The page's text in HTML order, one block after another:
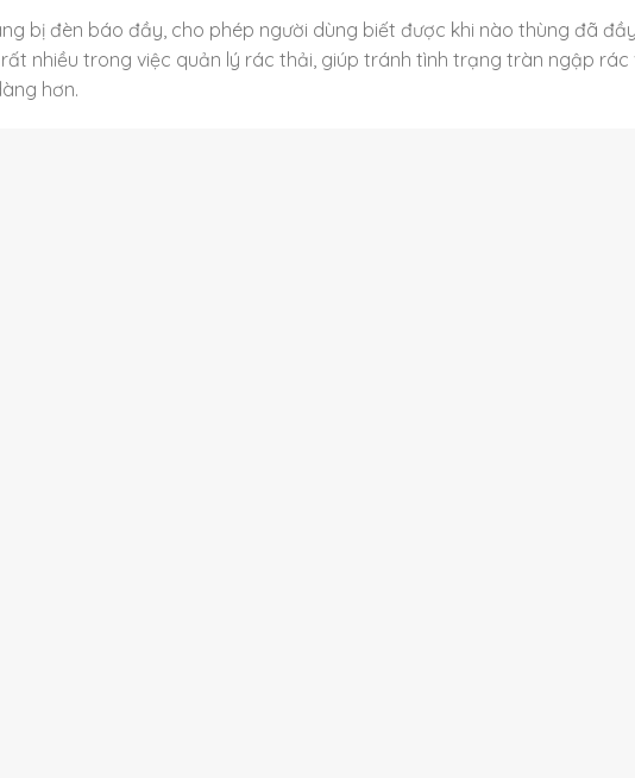
bị đèn báo đầy, cho phép người dùng biết được khi nào thùng đã
nhiều trong việc quản lý rác thải, giúp tránh tình trạng tràn ngập rác
hơn.